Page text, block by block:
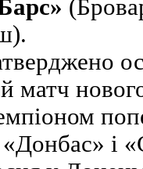
матч
і